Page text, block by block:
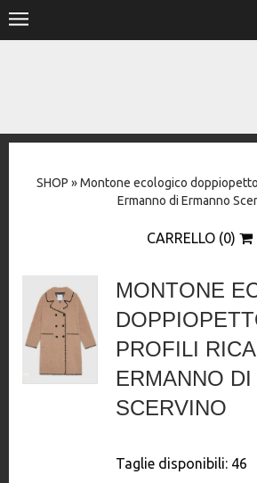
STORE
DESIGNERS
CONTACT
SHOP » Montone ecologico
Ermanno di Ermanno
CARRELLO (0)
MONTONE
PROFILI
ERMANNO
SCERVINO
Taglie disponibili:46